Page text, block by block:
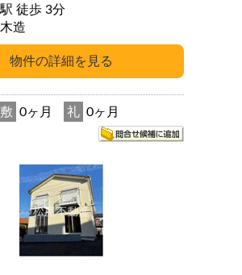
駅 徒歩 3分
木造
敷 0ヶ月 礼 0ヶ月